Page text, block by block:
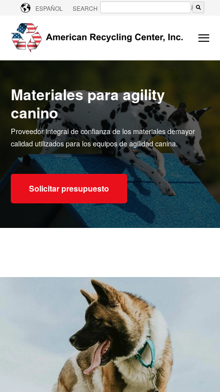
ESPAÑOL SEARCH CONTACT US
Materiales para agility
canino
Proveedor integral de confianza de los materiales demayor
calidad utilizados para los equipos de agilidad canina.
Solicitar presupuesto